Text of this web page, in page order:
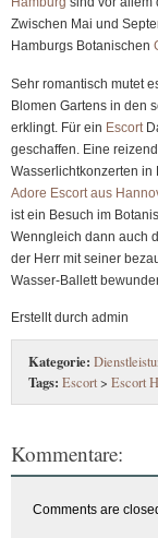
Zwischen Mai und
Hamburgs Botanischen
Sehr romantisch mutet
Blomen Gartens in den
erklingt. Für ein Escort
geschaffen. Eine
Wasserlichtkonzerten
Adore Escort aus
ist ein Besuch im
Wenngleich dann auch
der Herr mit seiner
Wasser-Ballett
Erstellt durch admin
Kategorie:
Tags: Escort> Escort
Kommentare:
Comments are